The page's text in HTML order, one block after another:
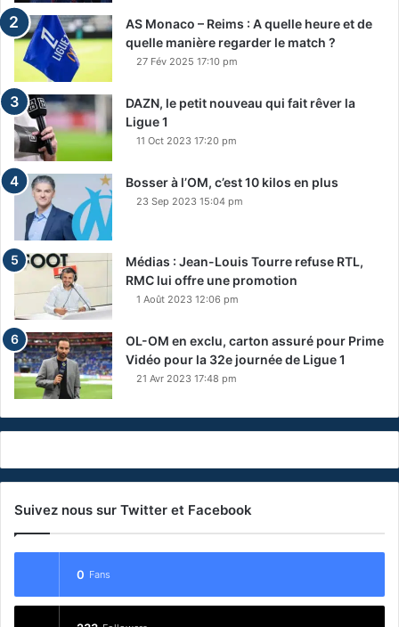
AS Monaco – Reims : A quelle heure et de
quelle manière regarder le match ?
27 Fév 2025 17:10 pm
DAZN, le petit nouveau qui fait rêver la
Ligue 1
11 Oct 2023 17:20 pm
Bosser à l’OM, c’est 10 kilos en plus
23 Sep 2023 15:04 pm
Médias : Jean-Louis Tourre refuse RTL,
RMC lui offre une promotion
1 Août 2023 12:06 pm
OL-OM en exclu, carton assuré pour Prime
Vidéo pour la 32e journée de Ligue 1
21 Avr 2023 17:48 pm
Suivez nous sur Twitter et Facebook
0 Fans